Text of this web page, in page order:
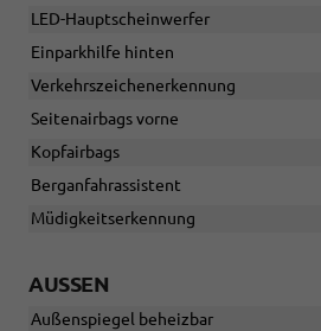
LED-Hauptscheinwerfer
Einparkhilfe hinten
Verkehrszeichenerkennung
Seitenairbags vorne
Kopfairbags
Berganfahrassistent
Müdigkeitserkennung
AUSSEN
Außenspiegel beheizbar